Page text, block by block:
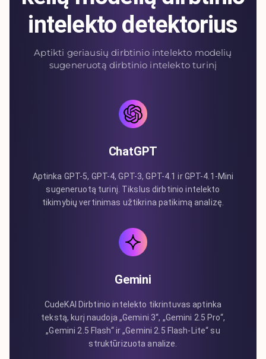
intelekto detektorius
Aptikti geriausių dirbtinio intelekto modelių
sugeneruotą dirbtinio intelekto turinį
ChatGPT
Aptinka GPT-5, GPT-4, GPT-3, GPT-4.1 ir GPT-4.1-Mini
sugeneruotą turinį. Tikslus dirbtinio intelekto
tikimybių vertinimas užtikrina patikimą analizę.
Gemini
CudeKAI Dirbtinio intelekto tikrintuvas aptinka
tekstą, kurį naudoja „Gemini 3“, „Gemini 2.5 Pro“,
„Gemini 2.5 Flash“ ir „Gemini 2.5 Flash-Lite“ su
struktūrizuota analize.